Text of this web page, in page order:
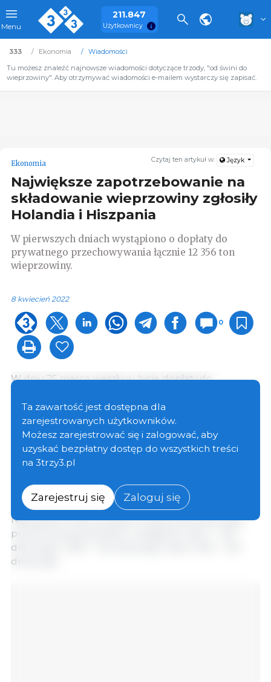
Menu
211.847
Użytkownicy
333 Ekonomia
Wiadomości
Tu możesz znaleźć najnowsze wiadomości dotyczące trzody, "od świni do
wieprzowiny". Aby otrzymywać wiadomości e-mailem wystarczy się zapisać.
Czytaj ten artykuł w: Język
Ekonomia
Największe zapotrzebowanie na
składowanie wieprzowiny zgłosiły
Holandia i Hiszpania
W pierwszych dniach wystąpiono o dopłaty do
prywatnego przechowywania łącznie 12 356 ton
wieprzowiny.
8 kwiecień 2022
0
W dniu 25 marca weszły w życie dopłaty do
danych na dzień 30 marca złożono wnioski o dopłaty
na łączną ilość 12 356 ton, przy czym Holandia jest
państwem członkowskim, które złożyło wnioski o
dopłaty w największej ilości - 3 855 ton, a następnie
Hiszpania - 2 995 ton. Dania wystąpiła o 2 320 ton, a
to Francja (423 t), Belgia (277 t) i Szwecja (171 t).
Największa liczba wniosków dotyczy 60-dniowego
przechowywania (8 363 t), następnie 1 657 t - 150-
dniowego, 1 581 t - 90-dniowego i tylko 756 t - 120-
dniowego.
Ta zawartość jest dostępna dla
zarejestrowanych użytkowników.
Możesz zarejestrować się i zalogować, aby
uzyskać bezpłatny dostęp do wszystkich treści
na 3trzy3.pl
Zarejestruj się Zaloguj się